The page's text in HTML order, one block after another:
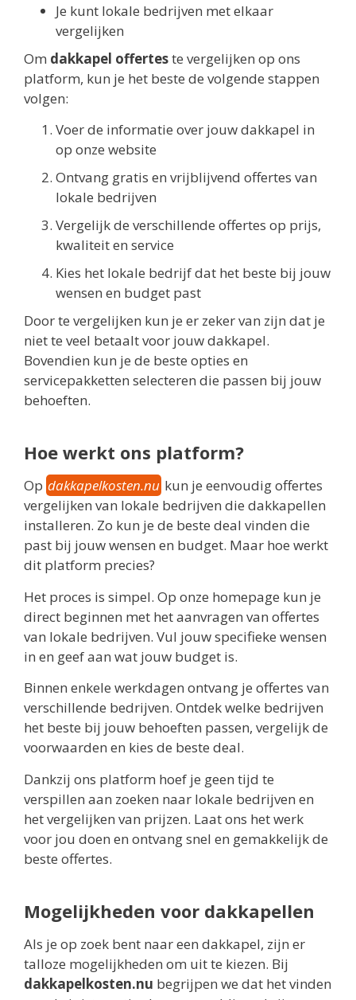
Je kunt lokale bedrijven met elkaar
vergelijken
Om dakkapel offerteste vergelijken op ons
platform, kun je het beste de volgende stappen
volgen:
Voer de informatie over jouw dakkapel in
op onze website
Ontvang gratis en vrijblijvend offertes van
lokale bedrijven
Vergelijk de verschillende offertes op prijs,
kwaliteit en service
Kies het lokale bedrijf dat het beste bij jouw
wensen en budget past
Door te vergelijken kun je er zeker van zijn dat je
niet te veel betaalt voor jouw dakkapel.
Bovendien kun je de beste opties en
servicepakketten selecteren die passen bij jouw
behoeften.
Hoe werkt ons platform?
Op dakkapelkosten.nu kun je eenvoudig offertes
vergelijken van lokale bedrijven die dakkapellen
installeren. Zo kun je de beste deal vinden die
past bij jouw wensen en budget. Maar hoe werkt
dit platform precies?
Het proces is simpel. Op onze homepage kun je
direct beginnen met het aanvragen van offertes
van lokale bedrijven. Vul jouw specifieke wensen
in en geef aan wat jouw budget is.
Binnen enkele werkdagen ontvang je offertes van
verschillende bedrijven. Ontdek welke bedrijven
het beste bij jouw behoeften passen, vergelijk de
voorwaarden en kies de beste deal.
Dankzij ons platform hoef je geen tijd te
verspillen aan zoeken naar lokale bedrijven en
het vergelijken van prijzen. Laat ons het werk
voor jou doen en ontvang snel en gemakkelijk de
beste offertes.
Mogelijkheden voor dakkapellen
Als je op zoek bent naar een dakkapel, zijn er
talloze mogelijkheden om uit te kiezen. Bij
dakkapelkosten.nu begrijpen we dat het vinden